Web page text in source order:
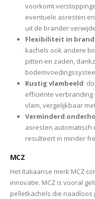
voorkomt
eventuele asresten
uit de brander
Flexibiliteit in
kachels ook andere
pitten en zaden,
Rustig vlambeeld:
efficiënte
vlam, vergelijkbaar
Verminderd
asresten
resulteert in minder
MCZ
Het Italiaanse merk MCZ
innovatie. MCZ is vooral
pelletkachels die